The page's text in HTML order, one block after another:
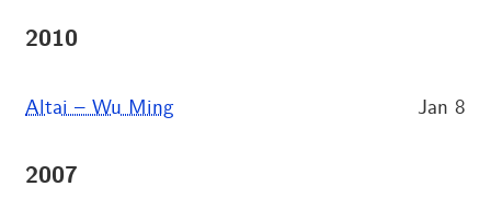
2010
Altai – Wu Ming Jan 8
2007